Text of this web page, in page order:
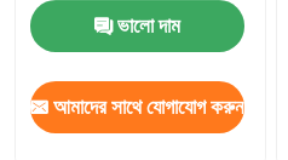
ভালো দাম
আমাদের সাথে যোগাযোগ করুন